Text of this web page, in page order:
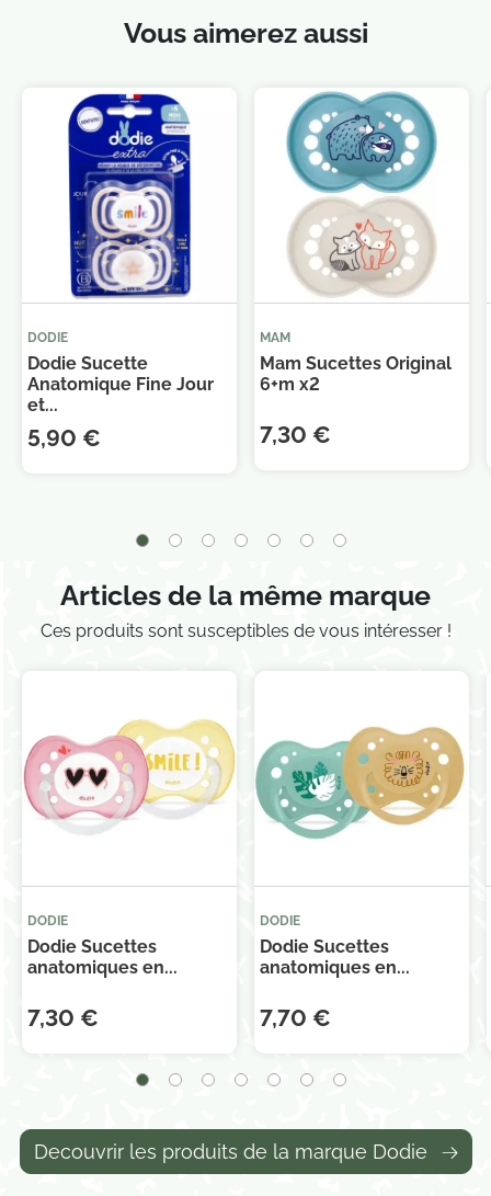
Vous aimerez aussi
DODIE
Dodie Sucette
Anatomique Fine Jour
et...
5,90 €
MAM
Mam Sucettes Original
6+m x2
7,30 €
Articles de la même marque
Ces produits sont susceptibles de vous intéresser !
DODIE
Dodie Sucettes
anatomiques en...
7,30 €
DODIE
Dodie Sucettes
anatomiques en...
7,70 €
Decouvrir les produits de la marque Dodie